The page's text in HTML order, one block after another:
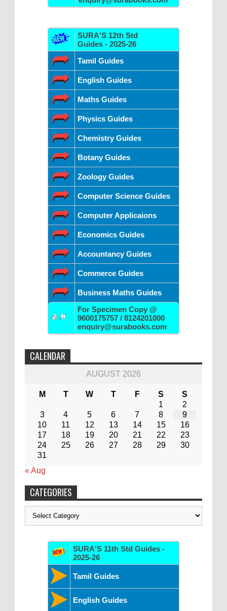
SURA'S 12th Std
Guides - 2025-26
Tamil Guides
English Guides
Maths Guides
Physics Guides
Chemistry Guides
Botany Guides
Zoology Guides
Computer Science Guides
Computer Applicaions
Economics Guides
Accountancy Guides
Commerce Guides
Business Maths Guides
For Specimen Copy @
9600175757 / 8124201000
enquiry@surabooks.com
CALENDAR
AUGUST 2026
M T W T F S
S
1
2
3
4 5 6 7 8
9
10
11 12 13 14 15
16
17
18 19 20 21 22
23
24
25 26 27 28 29
30
31
« Aug
CATEGORIES
Categories
SURA'S 11th Std Guides -
2025-26
Tamil Guides
English Guides